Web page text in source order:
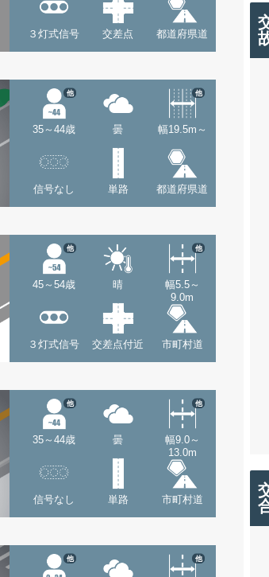
３灯式信号 交差点 都道府県道
35～44歳
他
曇 幅19.5m～
他
信号なし 単路 都道府県道
45～54歳
他
晴
幅5.5～
9.0m
他
３灯式信号 交差点付近 市町村道
35～44歳
他
曇
幅9.0～
13.0m
他
信号なし 単路 市町村道
他 他